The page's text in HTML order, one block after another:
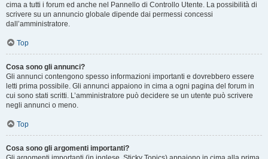
cima a tutti i forum ed anche nel Pannello di Controllo Utente. La possibilità di
scrivere su un annuncio globale dipende dai permessi concessi
dall’amministratore.
Top
Cosa sono gli annunci?
Gli annunci contengono spesso informazioni importanti e dovrebbero essere
letti prima possibile. Gli annunci appaiono in cima a ogni pagina del forum in
cui sono stati scritti. L’amministratore può decidere se un utente può scrivere
negli annunci o meno.
Top
Cosa sono gli argomenti importanti?